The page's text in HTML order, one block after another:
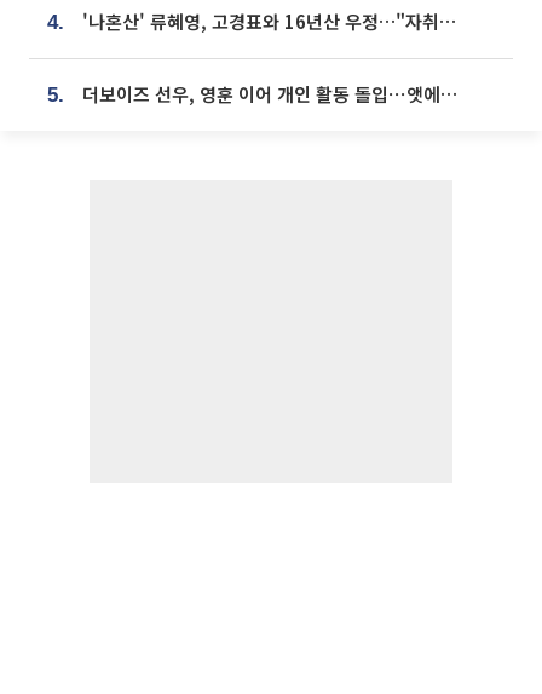
4. '나혼산' 류혜영, 고경표와 16년산 우정…"자취방서 부모님과 마주쳐"
5. 더보이즈 선우, 영훈 이어 개인 활동 돌입⋯앳에어리어와 전속계약